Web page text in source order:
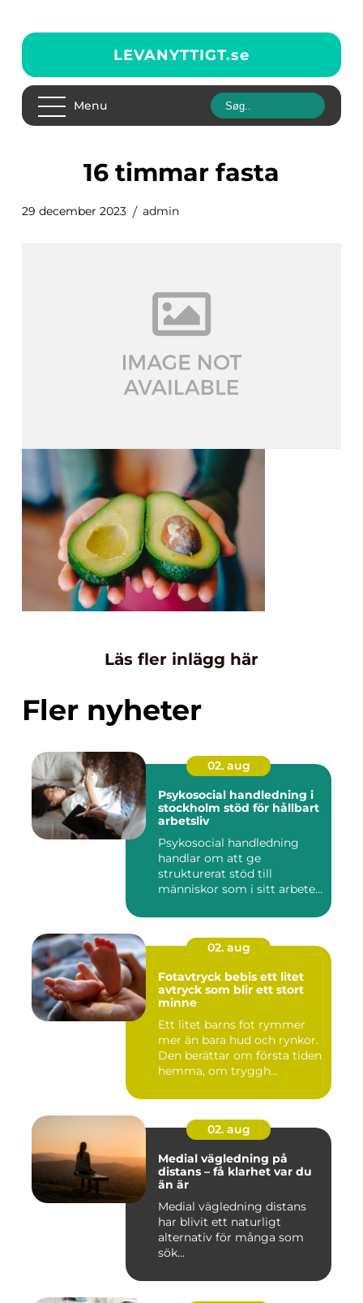
LEVANYTTIGT.se
Menu
16 timmar fasta
29 december 2023 admin
Läs fler inlägg här
Fler nyheter
02. aug
Psykosocial handledning i
stockholm stöd för hållbart
arbetsliv
Psykosocial handledning
handlar om att ge
strukturerat stöd till
människor som i sitt arbete
02. aug
Fotavtryck bebis ett litet
avtryck som blir ett stort
minne
Ett litet barns fot rymmer
mer än bara hud och rynkor.
Den berättar om första tiden
hemma, om tryggh...
02. aug
Medial vägledning på
distans – få klarhet var du
än är
Medial vägledning distans
har blivit ett naturligt
alternativ för många som
sök...